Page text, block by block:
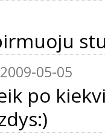
2009-05-05
po